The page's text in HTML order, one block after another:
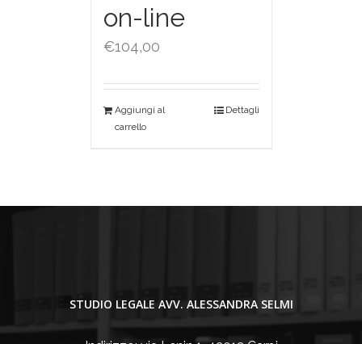
on-line
€104,00
Aggiungi al
carrello
Dettagli
STUDIO LEGALE AVV. ALESSANDRA SELMI